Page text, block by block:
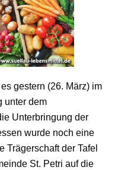
gestern (26. März) im
unter dem
Unterbringung der
wurde noch eine
Trägerschaft der Tafel
St. Petri auf die